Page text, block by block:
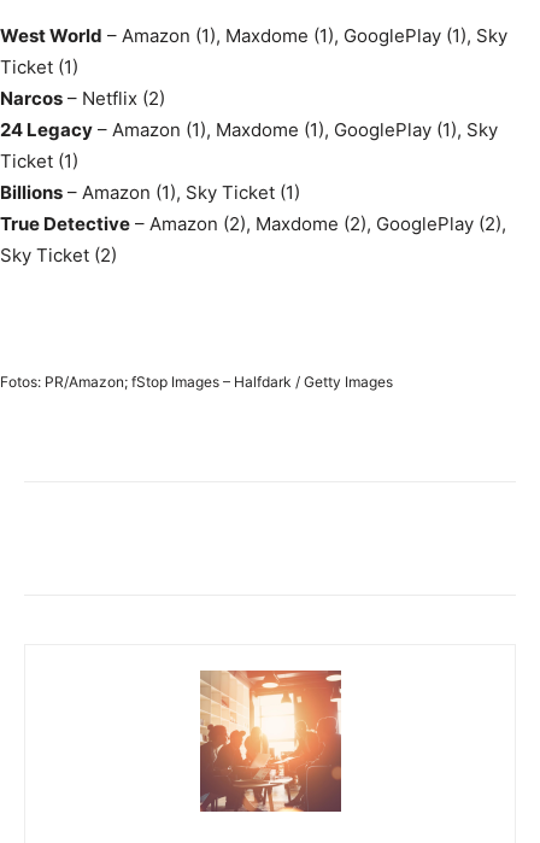
West World – Amazon (1), Maxdome (1), GooglePlay (1), Sky
Ticket (1)
Narcos – Netflix (2)
24 Legacy – Amazon (1), Maxdome (1), GooglePlay (1), Sky
Ticket (1)
Billions – Amazon (1), Sky Ticket (1)
True Detective – Amazon (2), Maxdome (2), GooglePlay (2),
Sky Ticket (2)
Fotos: PR/Amazon; fStop Images – Halfdark / Getty Images